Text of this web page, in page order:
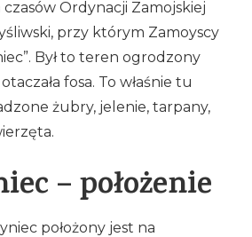
czasów Ordynacji Zamojskiej
przy którym Zamoyscy
Był to teren ogrodzony
fosa. To właśnie tu
żubry, jelenie, tarpany,
– położenie
położony jest na